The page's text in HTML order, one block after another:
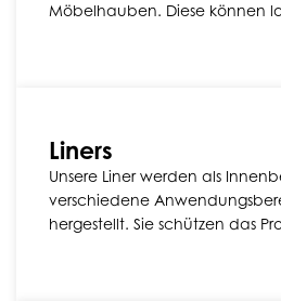
Möbelhauben. Diese können
Liners
Unsere Liner werden als
verschiedene
hergestellt. Sie schützen das